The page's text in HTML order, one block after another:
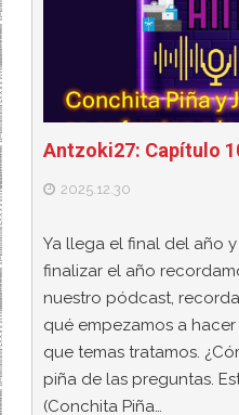
Antzoki27: Capítulo
2025.12.30
Ya llega el final del año
finalizar el año
nuestro pódcast,
qué empezamos a
que temas tratamos.
piña de las preguntas.
(Conchita Piña…